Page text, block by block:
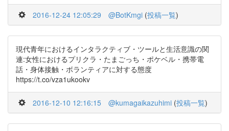
2016-12-24 12:05:29 @BotKmgi (投稿一覧)
現代青年におけるインタラクティブ・ツールと生活意識の関
連:女性におけるプリクラ・たまごっち・ポケベル・携帯電
話・身体接触・ボランティアに対する態度
https://t.co/vza1ukookv
2016-12-10 12:16:15 @kumagaikazuhimi (投稿一覧)